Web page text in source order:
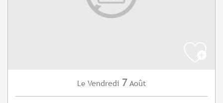
Le Vendredi 7 Août